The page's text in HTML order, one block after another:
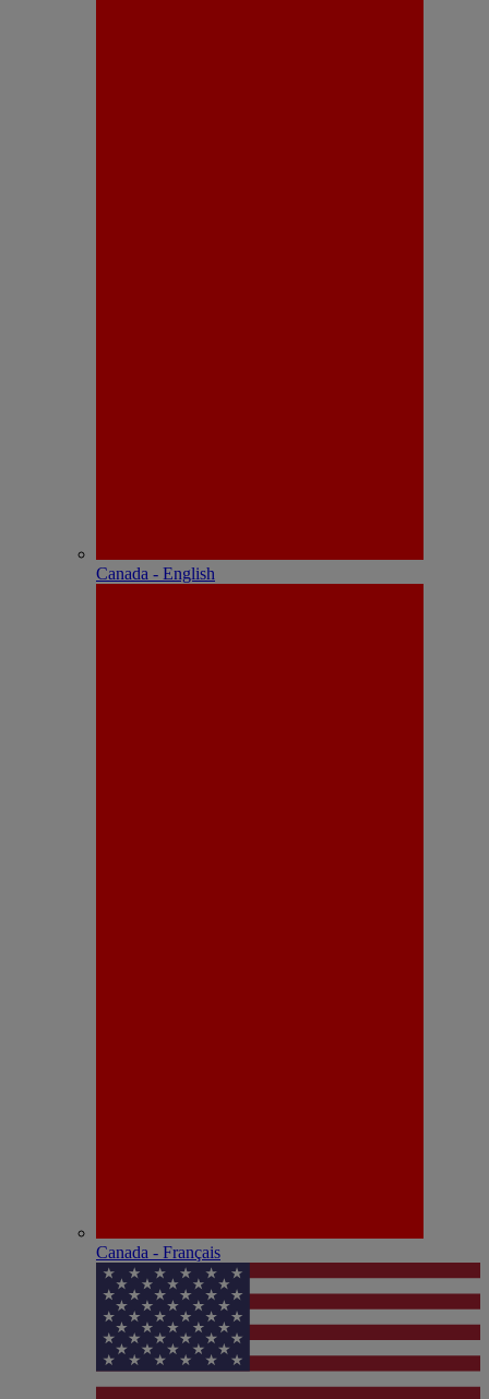
Canada - English
Canada - Français